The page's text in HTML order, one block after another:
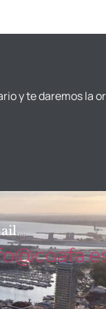
y te daremos la